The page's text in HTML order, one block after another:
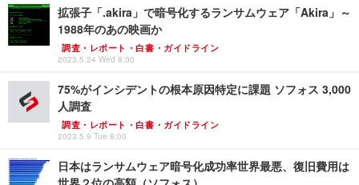
拡張子「.akira」で暗号化するランサムウェア「Akira」～
1988年のあの映画か
調査・レポート・白書・ガイドライン
2023.5.24 Wed 8:00
75%がインシデントの根本原因特定に課題 ソフォス 3,000
人調査
調査・レポート・白書・ガイドライン
2023.5.9 Tue 8:00
日本はランサムウェア暗号化成功率世界最悪、復旧費用は